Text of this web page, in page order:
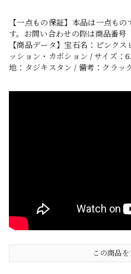
【一点もの保証】本品は一点も
す。お問い合わせの際は商品番号
【商品データ】宝石名：ピンク
ッション・カボション / サイズ
地：タジキスタン / 備考：クラッ
この商品